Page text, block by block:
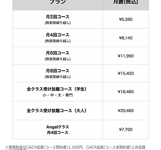
※単発料金はGAZA会員(コース契約者)3,300円、GAZA会員(コース未契約者)と非会員